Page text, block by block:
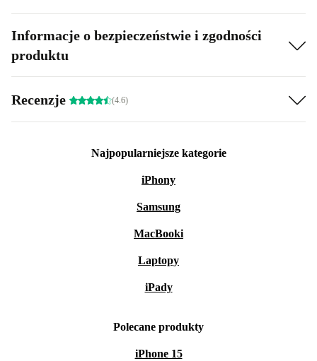
Informacje o bezpieczeństwie i zgodności
produktu
Recenzje (4.6)
Najpopularniejsze kategorie
iPhony
Samsung
MacBooki
Laptopy
iPady
Polecane produkty
iPhone 15